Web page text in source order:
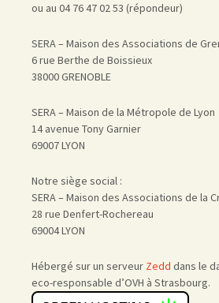
ou au 04 76 47 02 53 (répondeur)
SERA – Maison des Associations de
6 rue Berthe de Boissieux
38000 GRENOBLE
SERA – Maison de la Métropole de Lyon
14 avenue Tony Garnier
69007 LYON
Notre siège social :
SERA – Maison des Associations de la
28 rue Denfert-Rochereau
69004 LYON
Hébergé sur un serveur Zedd dans le
eco-responsable d’OVH à Strasbourg.